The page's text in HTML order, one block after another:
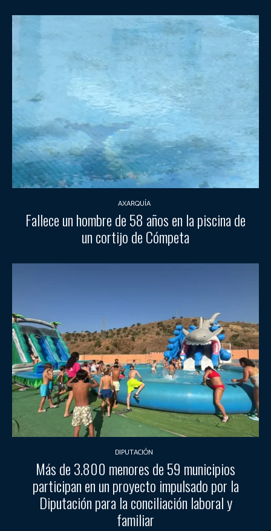
AXARQUÍA
Fallece un hombre de 58 años en la piscina de
un cortijo de Cómpeta
DIPUTACIÓN
Más de 3.800 menores de 59 municipios
participan en un proyecto impulsado por la
Diputación para la conciliación laboral y
familiar